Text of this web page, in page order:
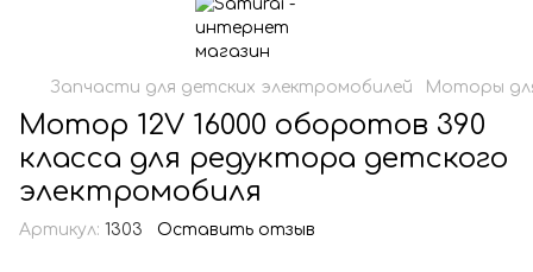
Запчасти для детских электромобилей Моторы
Мотор 12V 16000 оборотов 390
класса для редуктора детского
электромобиля
Артикул: 1303 Оставить отзыв